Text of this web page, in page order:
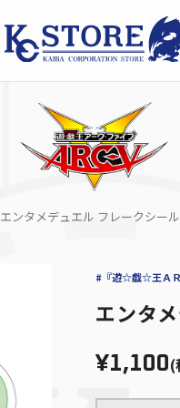
エンタメデュエル フレークシール
#『遊☆戯☆王Ａ
エンタ
¥1,100(